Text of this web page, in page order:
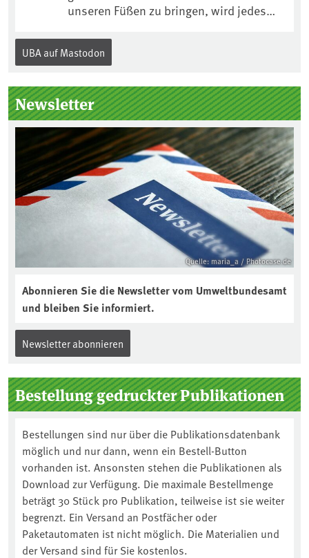
#Klimawandel
unseren Füßen zu bringen, wird jedes
Internationalen Tag des Bodens, der
„Boden des Jahres“ vorgestellt. Das UBA
Kuratorium, wie wird der Boden des
Jahres ausgewählt und was passiert
eigentlich während eines solchen
Bodenjahres? Infos dazu gibt es im
aktuellen Podcast „Soilcast“. Jetzt
reinhören:
https://soilcast.de/interview/sc202-
interview-die-kuer-der-krume/
UBA auf Mastodon
Newsletter
Quelle: maria_a / Photocase.de
Abonnieren Sie die Newsletter vom Umweltbundesamt
und bleiben Sie informiert.
Newsletter abonnieren
Bestellung gedruckter Publikationen
Bestellungen sind nur über die Publikationsdatenbank
möglich und nur dann, wenn ein Bestell-Button
vorhanden ist. Ansonsten stehen die Publikationen als
Download zur Verfügung. Die maximale Bestellmenge
beträgt 30 Stück pro Publikation, teilweise ist sie weiter
begrenzt. Ein Versand an Postfächer oder
Paketautomaten ist nicht möglich. Die Materialien und
der Versand sind für Sie kostenlos.